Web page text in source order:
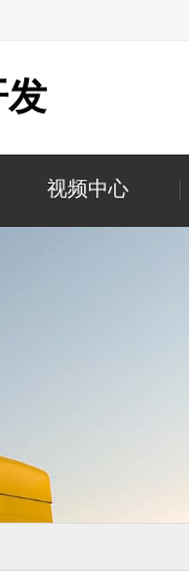
发
视频中心